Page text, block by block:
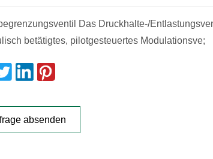
Das Druckhalte-/
betätigtes, pilotgesteuertes Modulationsve;
absenden